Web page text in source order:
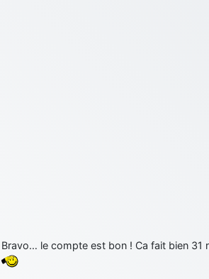
Bravo… le compte est bon ! Ca fait bien 31